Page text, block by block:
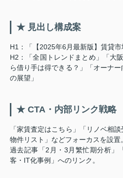
★ 見出し構成案
H1：「【2025年6月最新版】賃貸市
H2：「全国トレンドまとめ」「大
ら借り手は得できる？」「オーナ
の展望」
★ CTA・内部リンク戦略
「家賃査定はこちら」「リノベ相
物件リスト」などフォーカスを設置。
過去記事「2月・3月繁忙期分析」
客・IT化事例」へのリンク。